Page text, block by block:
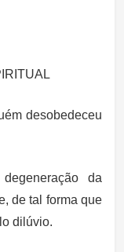
desobedeceu
da
de tal forma que
dilúvio.